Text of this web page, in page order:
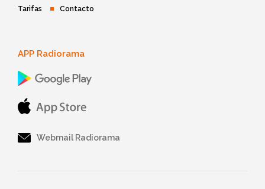
Tarifas Contacto
APP Radiorama
Webmail Radiorama